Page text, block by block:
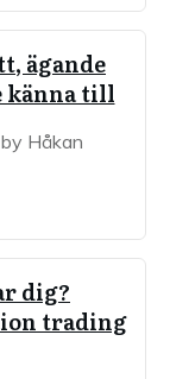
ägande
känna till
Håkan
dig?
trading